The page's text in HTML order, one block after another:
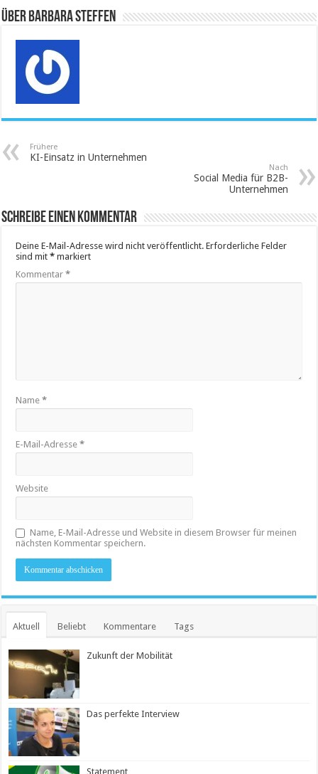
Über Barbara Steffen
Frühere
KI-Einsatz in Unternehmen
Nach
Social Media für B2B-
Unternehmen
Schreibe einen Kommentar
Deine E-Mail-Adresse wird nicht veröffentlicht. Erforderliche Felder
sind mit* markiert
Kommentar*
Name*
E-Mail-Adresse*
Website
Name, E-Mail-Adresse und Website in diesem Browser für meinen
nächsten Kommentar speichern.
Aktuell Beliebt Kommentare Tags
Zukunft der Mobilität
Das perfekte Interview
Statement